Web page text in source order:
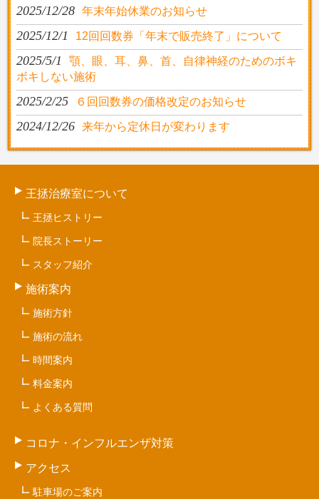
2025/12/28 年末年始休業のお知らせ
2025/12/1 12回回数券「年末で販売終了」について
2025/5/1
顎、眼、耳、鼻、首、自律神経のためのボキ
ボキしない施術
2025/2/25 ６回回数券の価格改定のお知らせ
2024/12/26 来年から定休日が変わります
王拯治療室について
王拯ヒストリー
院長ストーリー
スタッフ紹介
施術案内
施術方針
施術の流れ
時間案内
料金案内
よくある質問
コロナ・インフルエンザ対策
アクセス
駐車場のご案内